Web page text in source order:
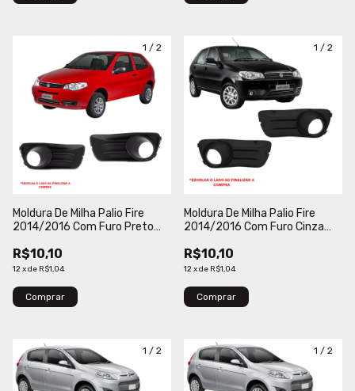
1 / 2
Moldura De Milha Palio Fire
2014/2016 Com Furo Preto
R$10,10
12xde R$1,04
Comprar
1 / 2
Moldura De Milha Palio Fire
2014/2016 Com Furo Cinza
R$10,10
12xde R$1,04
Comprar
1 / 2 1 / 2